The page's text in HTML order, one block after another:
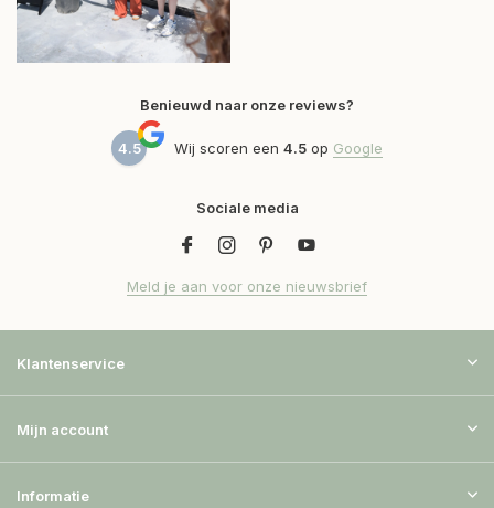
Benieuwd naar onze reviews?
4.5 Wij scoren een 4.5 op Google
Sociale media
Meld je aan voor onze nieuwsbrief
Klantenservice
Mijn account
Informatie